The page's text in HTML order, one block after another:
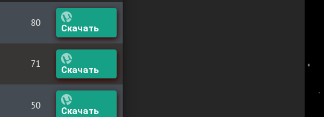
80 Скачать
71 Скачать
50 Скачать